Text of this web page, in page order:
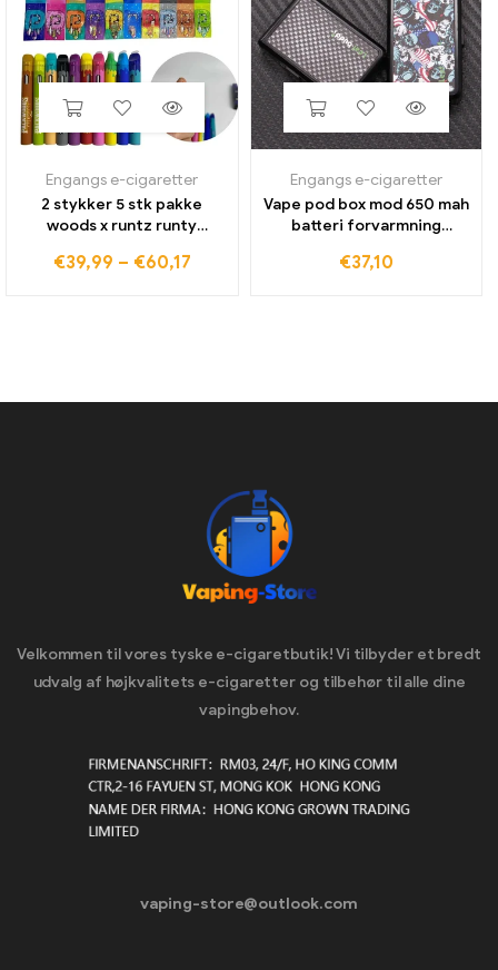
Engangs e-cigaretter
2 stykker 5 stk pakke
woods x runtz runty
1ml e cigaretter tomme
€39,99 – €60,17
Engangs e-cigaretter
Vape pod box mod 650 mah
batteri forvarmning
mods med magnetisk
€37,10
Velkommen til vores tyske e-cigaretbutik! Vi tilbyder et bredt
udvalg af højkvalitets e-cigaretter og tilbehør til alle dine
vapingbehov.
vaping-store@outlook.com